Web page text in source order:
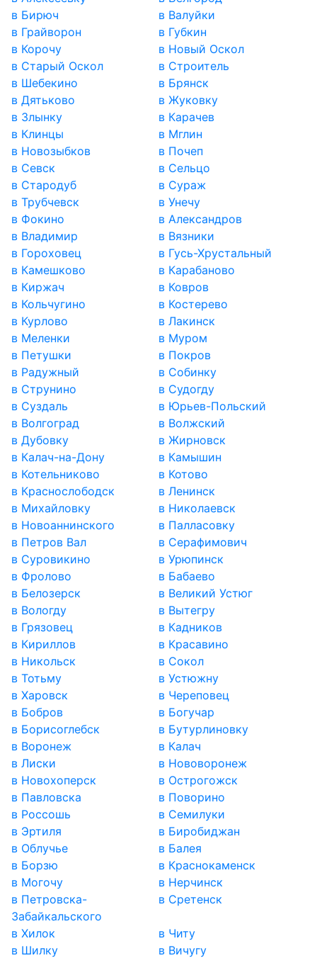
в Бирюч
в Валуйки
в Грайворон
в Губкин
в Корочу
в Новый Оскол
в Старый Оскол
в Строитель
в Шебекино
в Брянск
в Дятьково
в Жуковку
в Злынку
в Карачев
в Клинцы
в Мглин
в Новозыбков
в Почеп
в Севск
в Сельцо
в Стародуб
в Сураж
в Трубчевск
в Унечу
в Фокино
в Александров
в Владимир
в Вязники
в Гороховец
в Гусь-Хрустальный
в Камешково
в Карабаново
в Киржач
в Ковров
в Кольчугино
в Костерево
в Курлово
в Лакинск
в Меленки
в Муром
в Петушки
в Покров
в Радужный
в Собинку
в Струнино
в Судогду
в Суздаль
в Юрьев-Польский
в Волгоград
в Волжский
в Дубовку
в Жирновск
в Калач-на-Дону
в Камышин
в Котельниково
в Котово
в Краснослободск
в Ленинск
в Михайловку
в Николаевск
в Новоаннинского
в Палласовку
в Петров Вал
в Серафимович
в Суровикино
в Урюпинск
в Фролово
в Бабаево
в Белозерск
в Великий Устюг
в Вологду
в Вытегру
в Грязовец
в Кадников
в Кириллов
в Красавино
в Никольск
в Сокол
в Тотьму
в Устюжну
в Харовск
в Череповец
в Бобров
в Богучар
в Борисоглебск
в Бутурлиновку
в Воронеж
в Калач
в Лиски
в Нововоронеж
в Новохоперск
в Острогожск
в Павловска
в Поворино
в Россошь
в Семилуки
в Эртиля
в Биробиджан
в Облучье
в Балея
в Борзю
в Краснокаменск
в Могочу
в Нерчинск
в Петровска-
Забайкальского
в Сретенск
в Хилок
в Читу
в Шилку
в Вичугу